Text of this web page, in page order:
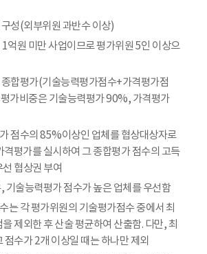
성(외부위원 과반수 이상)
억원 미만 사업이므로 평가위원 5인 이상으
합평가(기술능력평가점수+가격평가점
가비중은 기술능력평가 90%, 가격평가
점수의 85%이상인 업체를 협상대상자로
격평가를 실시하여 그 종합평가 점수의 고득
협상권 부여
기술능력평가 점수가 높은 업체를 우선함
는 각 평가위원의 기술평가점수 중에서 최
제외한 후 산술 평균하여 산출함. 다만, 최
점수가 2개 이상일 때는 하나만 제외